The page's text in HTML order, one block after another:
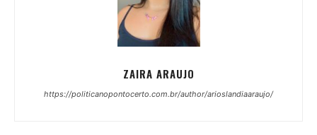
ZAIRA ARAUJO
https://politicanopontocerto.com.br/author/arioslandiaaraujo/